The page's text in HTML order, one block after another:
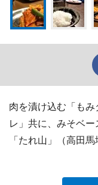
肉を漬け込む「も
レ」共に、みそベ
「たれ山」（高田